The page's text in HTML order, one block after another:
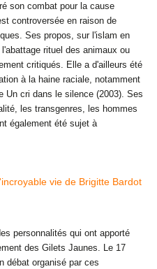
son combat pour la cause
controversée en raison de
Ses propos, sur l'islam en
rituel des animaux ou
critiqués. Elle a d'ailleurs été
à la haine raciale, notamment
Un cri dans le silence (2003). Ses
les transgenres, les hommes
également été sujet à
personnalités qui ont apporté
des Gilets Jaunes. Le 17
débat organisé par ces